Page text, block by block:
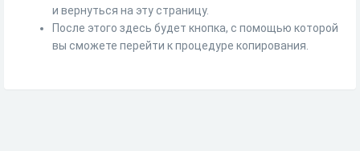
и вернуться на эту страницу.
После этого здесь будет кнопка, с помощью которой
вы сможете перейти к процедуре копирования.